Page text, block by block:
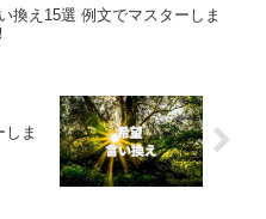
換え15選 例文でマスターしま
ま